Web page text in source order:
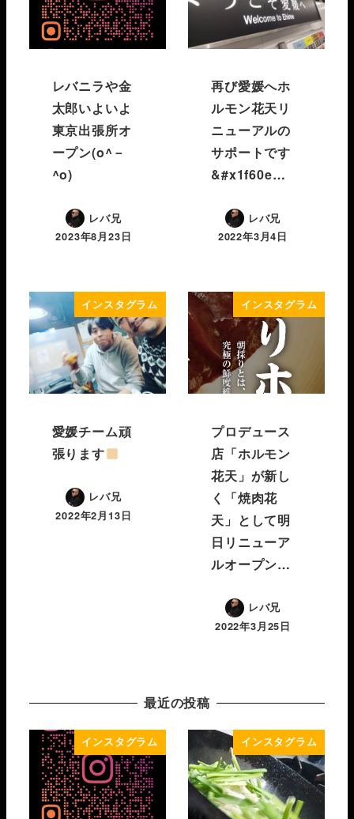
レバニラや金
太郎いよいよ
東京出張所オ
ープン(o^－
^o)
レバ兄
2023年8月23日
再び愛媛へ️ホ
ルモン花天リ
ニューアルの
サポートです
&#x1f60e…
レバ兄
2022年3月4日
インスタグラム
愛媛チーム頑
張ります
レバ兄
2022年2月13日
インスタグラム
プロデュース
店「ホルモン
花天」が新し
く「焼肉花
天」として明
日リニューア
ルオープン…
レバ兄
2022年3月25日
最近の投稿
インスタグラム インスタグラム